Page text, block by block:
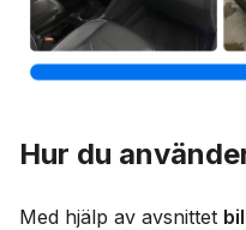
Hur du
Med hjälp av avsnittet